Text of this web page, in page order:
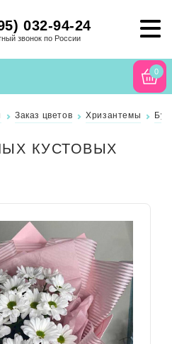
032-94-24
звонок по России
0
Заказ цветов Хризантемы
КУСТОВЫХ